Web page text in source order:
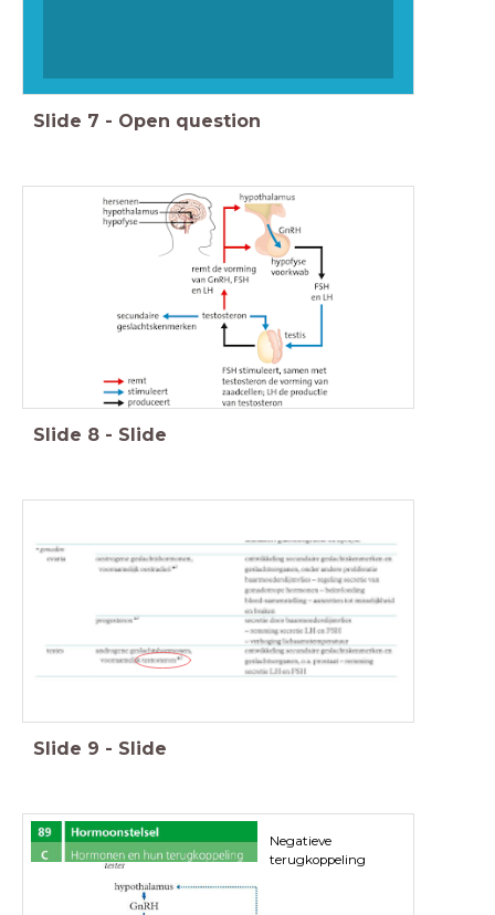
Slide 7 - Open question
Slide 8 - Slide
Slide 9 - Slide
Negatieve
terugkoppeling